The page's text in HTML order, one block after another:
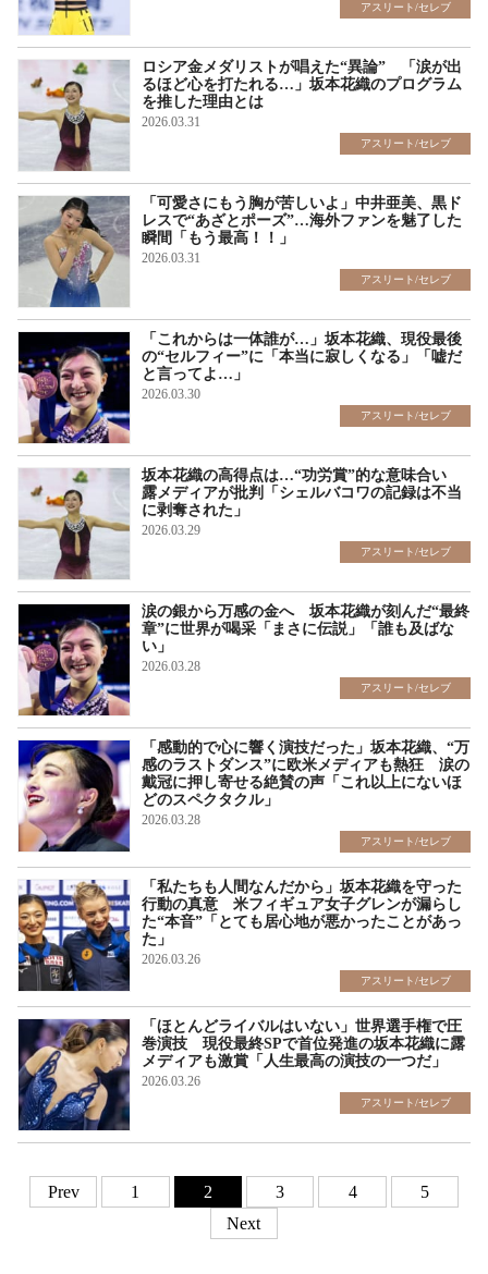
アスリート/セレブ
ロシア金メダリストが唱えた“異論” 「涙が出
るほど心を打たれる…」坂本花織のプログラム
を推した理由とは
2026.03.31
アスリート/セレブ
「可愛さにもう胸が苦しいよ」中井亜美、黒ド
レスで“あざとポーズ”…海外ファンを魅了した
瞬間「もう最高！！」
2026.03.31
アスリート/セレブ
「これからは一体誰が…」坂本花織、現役最後
の“セルフィー”に「本当に寂しくなる」「嘘だ
と言ってよ…」
2026.03.30
アスリート/セレブ
坂本花織の高得点は…“功労賞”的な意味合い
露メディアが批判「シェルバコワの記録は不当
に剥奪された」
2026.03.29
アスリート/セレブ
涙の銀から万感の金へ 坂本花織が刻んだ“最終
章”に世界が喝采「まさに伝説」「誰も及ばな
い」
2026.03.28
アスリート/セレブ
「感動的で心に響く演技だった」坂本花織、“万
感のラストダンス”に欧米メディアも熱狂 涙の
戴冠に押し寄せる絶賛の声「これ以上にないほ
どのスペクタクル」
2026.03.28
アスリート/セレブ
「私たちも人間なんだから」坂本花織を守った
行動の真意 米フィギュア女子グレンが漏らし
た“本音”「とても居心地が悪かったことがあっ
た」
2026.03.26
アスリート/セレブ
「ほとんどライバルはいない」世界選手権で圧
巻演技 現役最終SPで首位発進の坂本花織に露
メディアも激賞「人生最高の演技の一つだ」
2026.03.26
アスリート/セレブ
Prev 1 2 3 4
5
Next